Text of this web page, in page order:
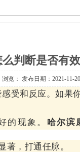
判断是否有
浏览： 发布日期：2021-11-20
受和反应。如果
的现象。 哈尔滨
著，打通任脉。